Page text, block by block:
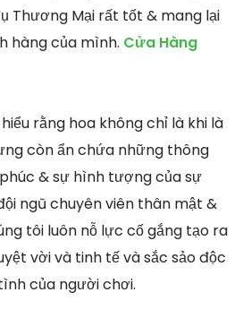
Thương Mại rất tốt & mang lại
hàng của mình. Cửa Hàng
rằng hoa không chỉ là khi là
còn ẩn chứa những thông
& sự hình tượng của sự
ngũ chuyên viên thân mật &
tôi luôn nỗ lực cố gắng tạo ra
vời và tinh tế và sắc sảo độc
của người chơi.